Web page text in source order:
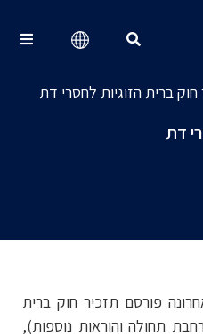
חוק ברית הזוגיות לחסרי דת
דת
פורסם תזכיר חוק ברית
תחולה והוראות נוספות),